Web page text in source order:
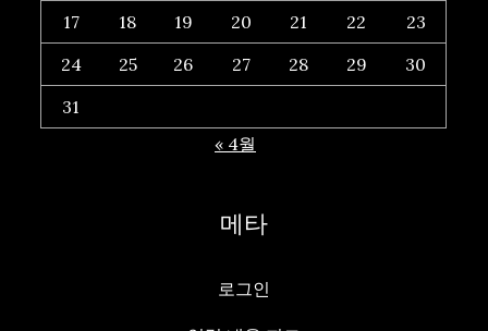
17
18 19 20 21 22
23
24
25 26 27 28 29
30
31
« 4월
메타
로그인